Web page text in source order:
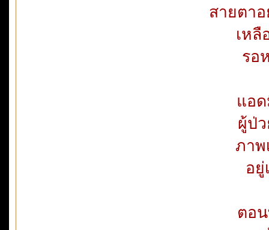
สายตา
เห
รอ
แอ
ผู้ป่
ภาพ
อยู่
ตอ